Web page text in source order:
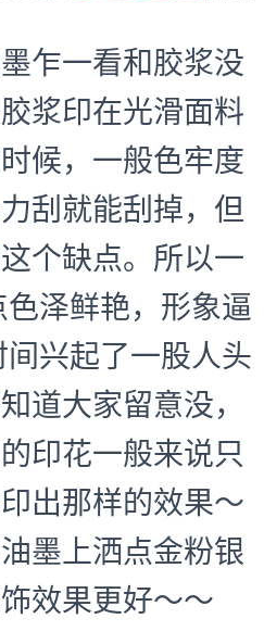
乍一看和胶浆没
浆印在光滑面料
候，一般色牢度
刮就能刮掉，但
个缺点。所以一
泽鲜艳，形象逼
兴起了一股人头
道大家留意没，
印花一般来说只
出那样的效果～
墨上洒点金粉银
效果更好～～